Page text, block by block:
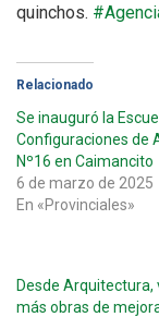
quinchos.
Relacionado
Se inauguró la
Configuraciones de
Nº16 en Caimancito
6 de marzo de 2025
En «Provinciales»
Desde Arquitectura,
más obras de